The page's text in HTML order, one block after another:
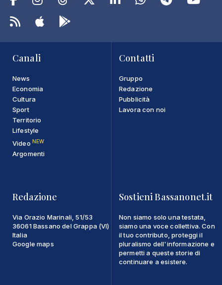
Canali
News
Economia
Cultura
Sport
Territorio
Lifestyle
Video NEW
Argomenti
Contatti
Gruppo
Redazione
Pubblicità
Lavora con noi
Redazione
Via Orazio Marinali, 51/53
36061 Bassano del Grappa (VI)
Italia
Google maps
Sostieni Bassanonet.it
Non siamo solo una testata,
siamo una voce collettiva. Con
il tuo contributo, proteggi il
pluralismo dell'informazione e
permetti a queste storie di
continuare a esistere.